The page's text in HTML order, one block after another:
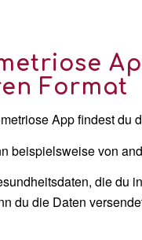
Format
App findest
beispielsweise von
die du
du die Daten